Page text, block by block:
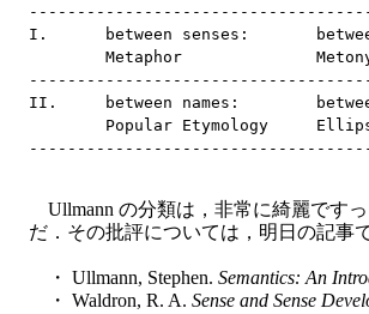
I.      between senses:
Metaphor
II.     between names:
Popular Etymology
Ullmann の分類は，非常に綺麗です
だ．その批評については，明日の記事
・ Ullmann, Stephen. Semantics: An
・ Waldron, R. A. Sense and Sense